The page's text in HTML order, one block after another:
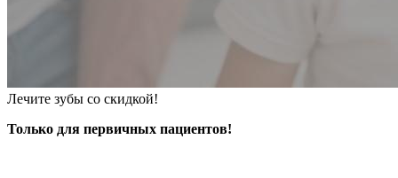
Лечите зубы со скидкой!
Только для первичных пациентов!